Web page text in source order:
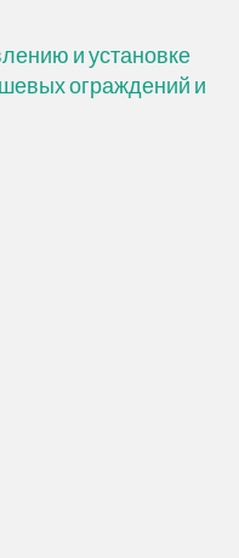
и установке
ограждений и